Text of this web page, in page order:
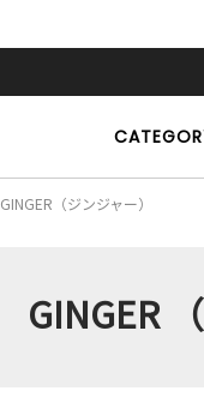
GINGER（ジンジャー）
GINGER